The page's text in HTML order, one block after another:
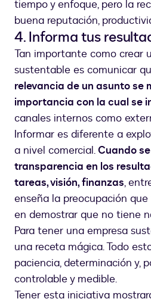
tiempo y enfoque, pero la
buena reputación,
4. Informa tus
Tan importante como crear
sustentable es comunicar
relevancia de un asunto se
importancia con la cual se
canales internos como
Informar es diferente a
a nivel comercial.Cuando
transparencia en los
tareas, visión, finanzas,
enseña la preocupación
en demostrar que no tiene
Para tener una empresa
una receta mágica. Todo
paciencia, determinación y,
controlable y medible.
Tener esta iniciativa